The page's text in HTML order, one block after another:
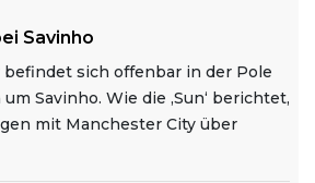
Savinho
sich offenbar in der Pole
Savinho. Wie die ‚Sun‘ berichtet,
mit Manchester City über